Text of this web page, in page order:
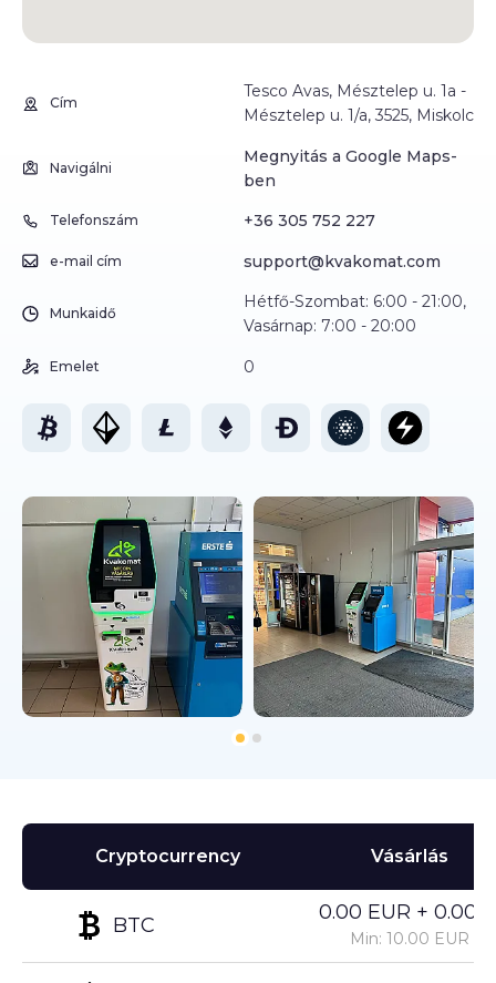
Cím
Tesco Avas, Mésztelep u. 1a -
Mésztelep u. 1/a, 3525, Miskolc
Navigálni
Megnyitás a Google Maps-
ben
Telefonszám +36 305 752 227
e-mail cím support@kvakomat.com
Munkaidő
Hétfő-Szombat: 6:00 - 21:00,
Vasárnap: 7:00 - 20:00
Emelet 0
Cryptocurrency
BTC
Vásárlás
0.00 EUR +
Min: 10.00 EUR